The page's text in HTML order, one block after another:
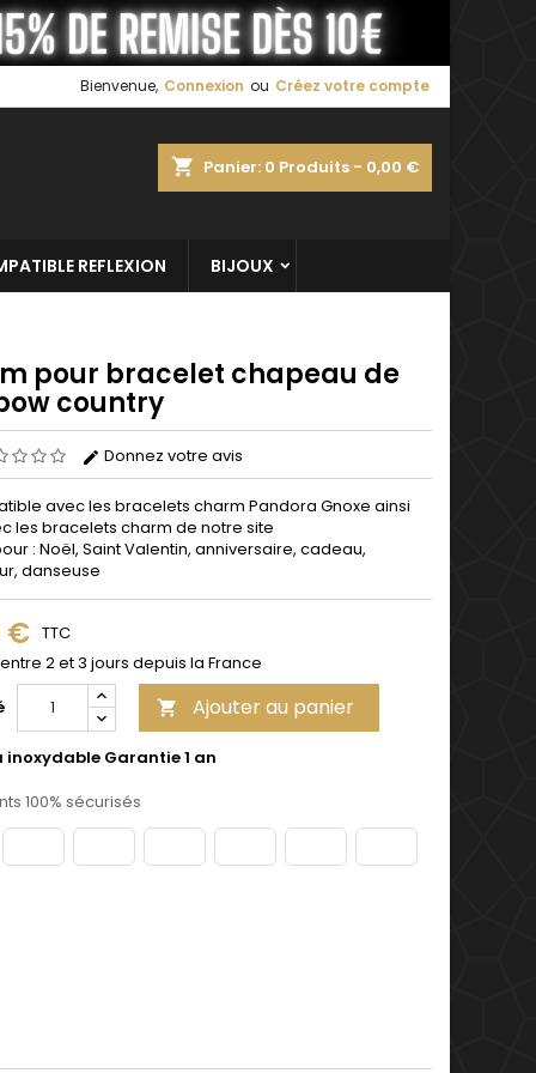
Bienvenue, Connexion ou Créez votre compte
shopping_cart Panier: 0 Produits - 0,00 €
REFLEXION BIJOUX
pour bracelet chapeau de
country
Donnez votre avis
avec les bracelets charm Pandora Gnoxe ainsi
les bracelets charm de notre site
: Noël, Saint Valentin, anniversaire, cadeau,
danseuse
€ TTC
2 et 3 jours depuis la France
 Ajouter au panier
inoxydable Garantie 1 an
100% sécurisés